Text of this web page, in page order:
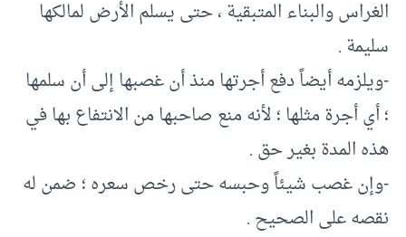
الغراس والبناء المتبقية ، حتى يسلم الأرض لمالكها
سليمة .
-ويلزمه أيضاً دفع أجرتها منذ أن غصبها إلى أن سلمها
؛ أي أجرة مثلها ؛ لأنه منع صاحبها من الانتفاع بها في
هذه المدة بغير حق .
-وإن غصب شيئاً وحبسه حتى رخص سعره ؛ ضمن له
نقصه على الصحيح .